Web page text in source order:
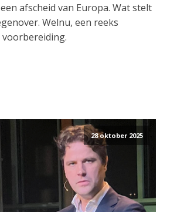
afscheid van Europa. Wat stelt
Welnu, een reeks
28 oktober 2025